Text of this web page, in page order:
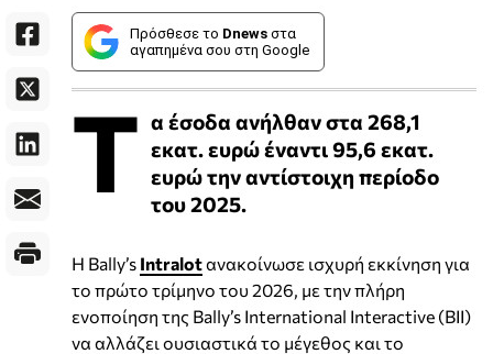
Πρόσθεσε το Dnews στα
αγαπημένα σου στη Google
Τ α έσοδα ανήλθαν στα 268,1
εκατ. ευρώ έναντι 95,6 εκατ.
ευρώ την αντίστοιχη περίοδο
του 2025.
Η Bally’s Intralotανακοίνωσε ισχυρή εκκίνηση για
το πρώτο τρίμηνο του 2026, με την πλήρη
ενοποίηση της Bally’s International Interactive (BII)
να αλλάζει ουσιαστικά το μέγεθος και το